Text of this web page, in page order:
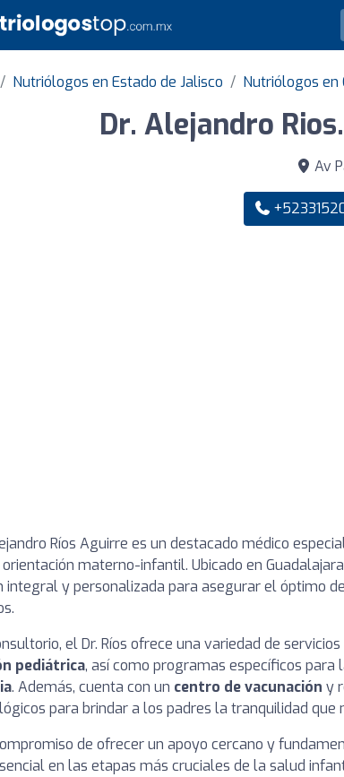
Nutriólogos en Estado de Jalisco Nutriólogos en
Dr. Alejandro
Av
Ríos Aguirre es un destacado médico
materno-infantil. Ubicado en
integral y personalizada para asegurar el óptimo
el Dr. Ríos ofrece una variedad de
pediátrica, así como programas específicos para
. Además, cuenta con un centro de vacunación y
para brindar a los padres la tranquilidad que
de ofrecer un apoyo cercano y
en las etapas más cruciales de la salud